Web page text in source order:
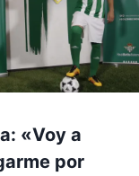
«Voy a
por